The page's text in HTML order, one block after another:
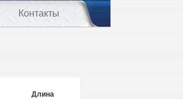
Контакты
Длина